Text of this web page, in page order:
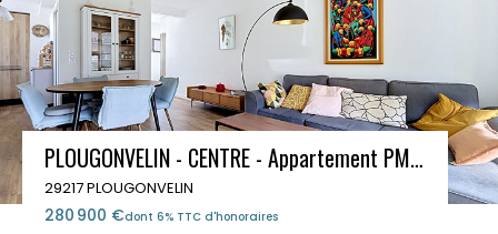
PLOUGONVELIN - CENTRE - Appartement PMR 3 pièces 64.1m²
29217 PLOUGONVELIN
280 900 €dont 6% TTC d'honoraires